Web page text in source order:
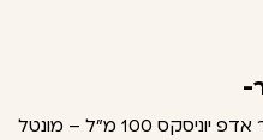
100 מ"ל – מונטל